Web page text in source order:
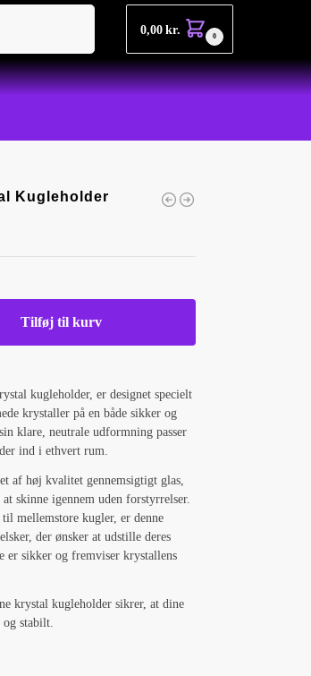
0,00kr. 0
Kugleholder
Tilføj til kurv
kugleholder, er designet specielt
krystaller på en både sikker og
klare, neutrale udformning passer
ind i ethvert rum.
af høj kvalitet gennemsigtigt glas,
skinne igennem uden forstyrrelser.
mellemstore kugler, er denne
der ønsker at udstille deres
er sikker og fremviser krystallens
krystal kugleholder sikrer, at dine
stabilt.